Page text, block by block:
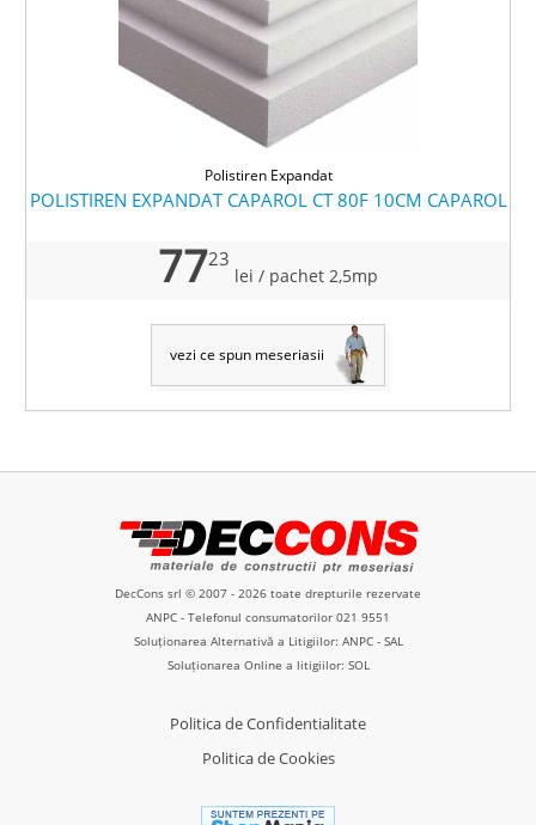
Polistiren Expandat
POLISTIREN EXPANDAT CAPAROL CT 80F 10CM CAPAROL
7723
lei / pachet 2,5mp
vezi ce spun meseriasii
DecCons srl © 2007 - 2026 toate drepturile rezervate
ANPC - Telefonul consumatorilor 021 9551
Soluționarea Alternativă a Litigiilor: ANPC - SAL
Soluționarea Online a litigiilor: SOL
Politica de Confidentialitate
Politica de Cookies